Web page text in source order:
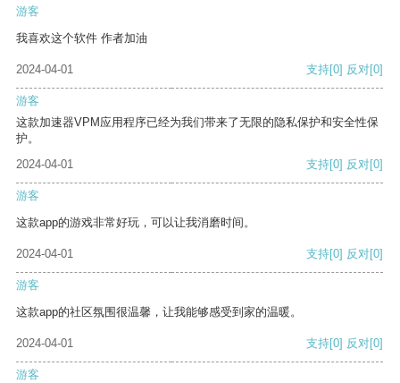
游客
我喜欢这个软件 作者加油
2024-04-01 支持[0] 反对[0]
游客
这款加速器VPM应用程序已经为我们带来了无限的隐私保护和安全性保
护。
2024-04-01
支持[0] 反对[0]
游客
这款app的游戏非常好玩，可以让我消磨时间。
2024-04-01 支持[0] 反对[0]
游客
这款app的社区氛围很温馨，让我能够感受到家的温暖。
2024-04-01 支持[0] 反对[0]
游客